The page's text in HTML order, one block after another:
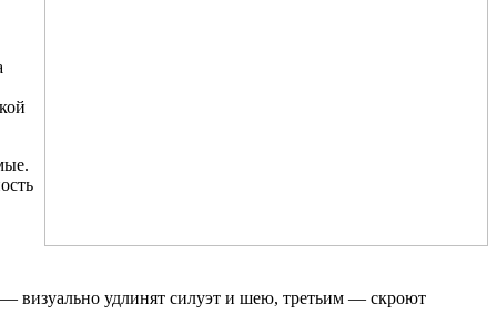
— визуально удлинят силуэт и шею, третьим — скроют